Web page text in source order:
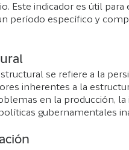
Este indicador es útil
período específico y
se refiere a la
inherentes a la
en la producción, la
gubernamentales